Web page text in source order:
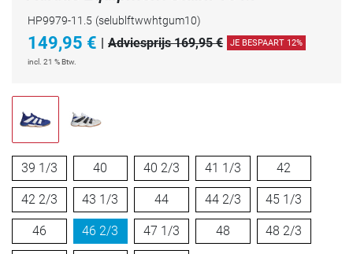
HP9979-11.5 (selublftwwhtgum10)
149,95 € | Adviesprijs 169,95 € JE BESPAART 12%
incl. 21 % Btw.
39 1/3 40 40 2/3 41 1/3 42
42 2/3 43 1/3 44 44 2/3 45 1/3
46 46 2/3 47 1/3 48 48 2/3